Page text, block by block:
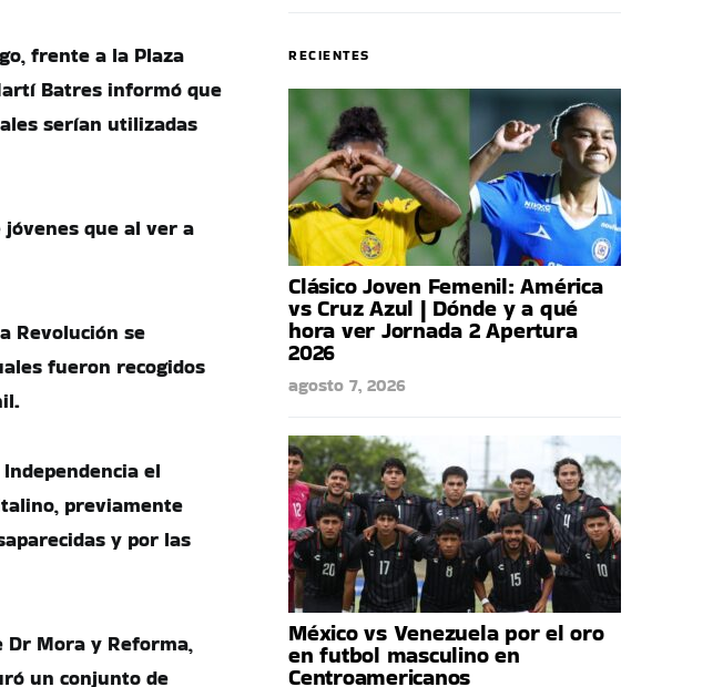
frente a la Plaza
Batres informó que
serían utilizadas
que al ver a
Revolución se
fueron recogidos
el
previamente
y por las
Dr Mora y Reforma,
un conjunto de
RECIENTES
Clásico Joven Femenil: América
vs Cruz Azul | Dónde y a qué
hora ver Jornada 2 Apertura
2026
agosto 7, 2026
México vs Venezuela por el oro
en futbol masculino en
Centroamericanos